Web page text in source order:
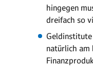
hingegen
dreifach so
natürlich am